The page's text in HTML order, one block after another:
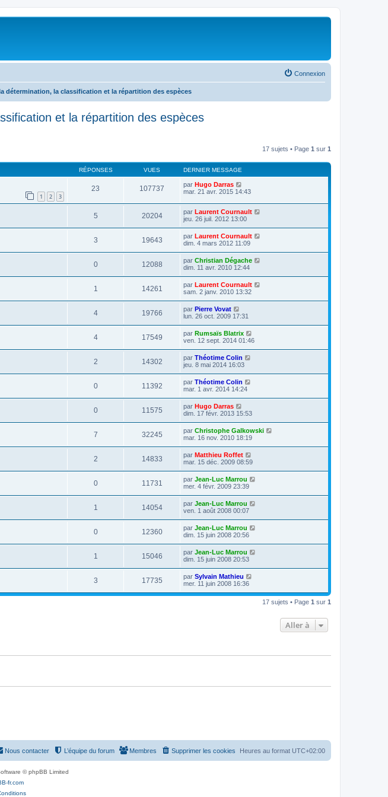
Connexion
détermination, la classification et la répartition des espèces
et la répartition des espèces
17 sujets • Page 1 sur 1
RÉPONSES VUES DERNIER MESSAGE
1 2 3
23 107737 par Hugo Darras
mar. 21 avr. 2015 14:43
5 20204 par Laurent Cournault
jeu. 26 juil. 2012 13:00
3 19643 par Laurent Cournault
dim. 4 mars 2012 11:09
0 12088 par Christian Dégache
dim. 11 avr. 2010 12:44
1 14261 par Laurent Cournault
sam. 2 janv. 2010 13:32
4 19766 par Pierre Vovat
lun. 26 oct. 2009 17:31
4 17549 par Rumsaïs Blatrix
ven. 12 sept. 2014 01:46
2 14302 par Théotime Colin
jeu. 8 mai 2014 16:03
0 11392 par Théotime Colin
mar. 1 avr. 2014 14:24
0 11575 par Hugo Darras
dim. 17 févr. 2013 15:53
7 32245 par Christophe Galkowski
mar. 16 nov. 2010 18:19
2 14833 par Matthieu Roffet
mar. 15 déc. 2009 08:59
0 11731 par Jean-Luc Marrou
mer. 4 févr. 2009 23:39
1 14054 par Jean-Luc Marrou
ven. 1 août 2008 00:07
0 12360 par Jean-Luc Marrou
dim. 15 juin 2008 20:56
1 15046 par Jean-Luc Marrou
dim. 15 juin 2008 20:53
3 17735 par Sylvain Mathieu
mer. 11 juin 2008 16:36
17 sujets • Page 1 sur 1
Aller à
Heures au format UTC+02:00
Supprimer les cookies
Membres
L’équipe du forum
Nous contacter
© phpBB Limited
fr.com